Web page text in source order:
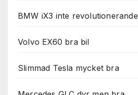
BMW iX3 inte revolutionerande
Volvo EX60 bra bil
Slimmad Tesla mycket bra